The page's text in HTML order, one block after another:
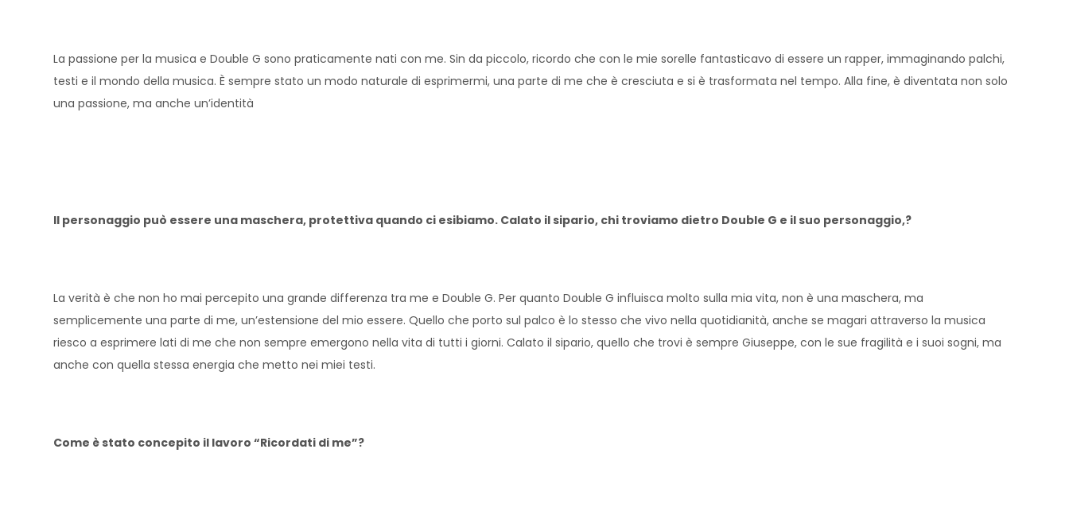
La passione per la musica e Double G sono praticamente nati con me. Sin da piccolo, ricordo che con le mie sorelle fantasticavo di essere un rapper, immaginando palchi,
testi e il mondo della musica. È sempre stato un modo naturale di esprimermi, una parte di me che è cresciuta e si è trasformata nel tempo. Alla fine, è diventata non solo
una passione, ma anche un’identità
Il personaggio può essere una maschera, protettiva quando ci esibiamo. Calato il sipario, chi troviamo dietro Double G e il suo personaggio,?
La verità è che non ho mai percepito una grande differenza tra me e Double G. Per quanto Double G influisca molto sulla mia vita, non è una maschera, ma
semplicemente una parte di me, un’estensione del mio essere. Quello che porto sul palco è lo stesso che vivo nella quotidianità, anche se magari attraverso la musica
riesco a esprimere lati di me che non sempre emergono nella vita di tutti i giorni. Calato il sipario, quello che trovi è sempre Giuseppe, con le sue fragilità e i suoi sogni, ma
anche con quella stessa energia che metto nei miei testi.
Come è stato concepito il lavoro “Ricordati di me”?